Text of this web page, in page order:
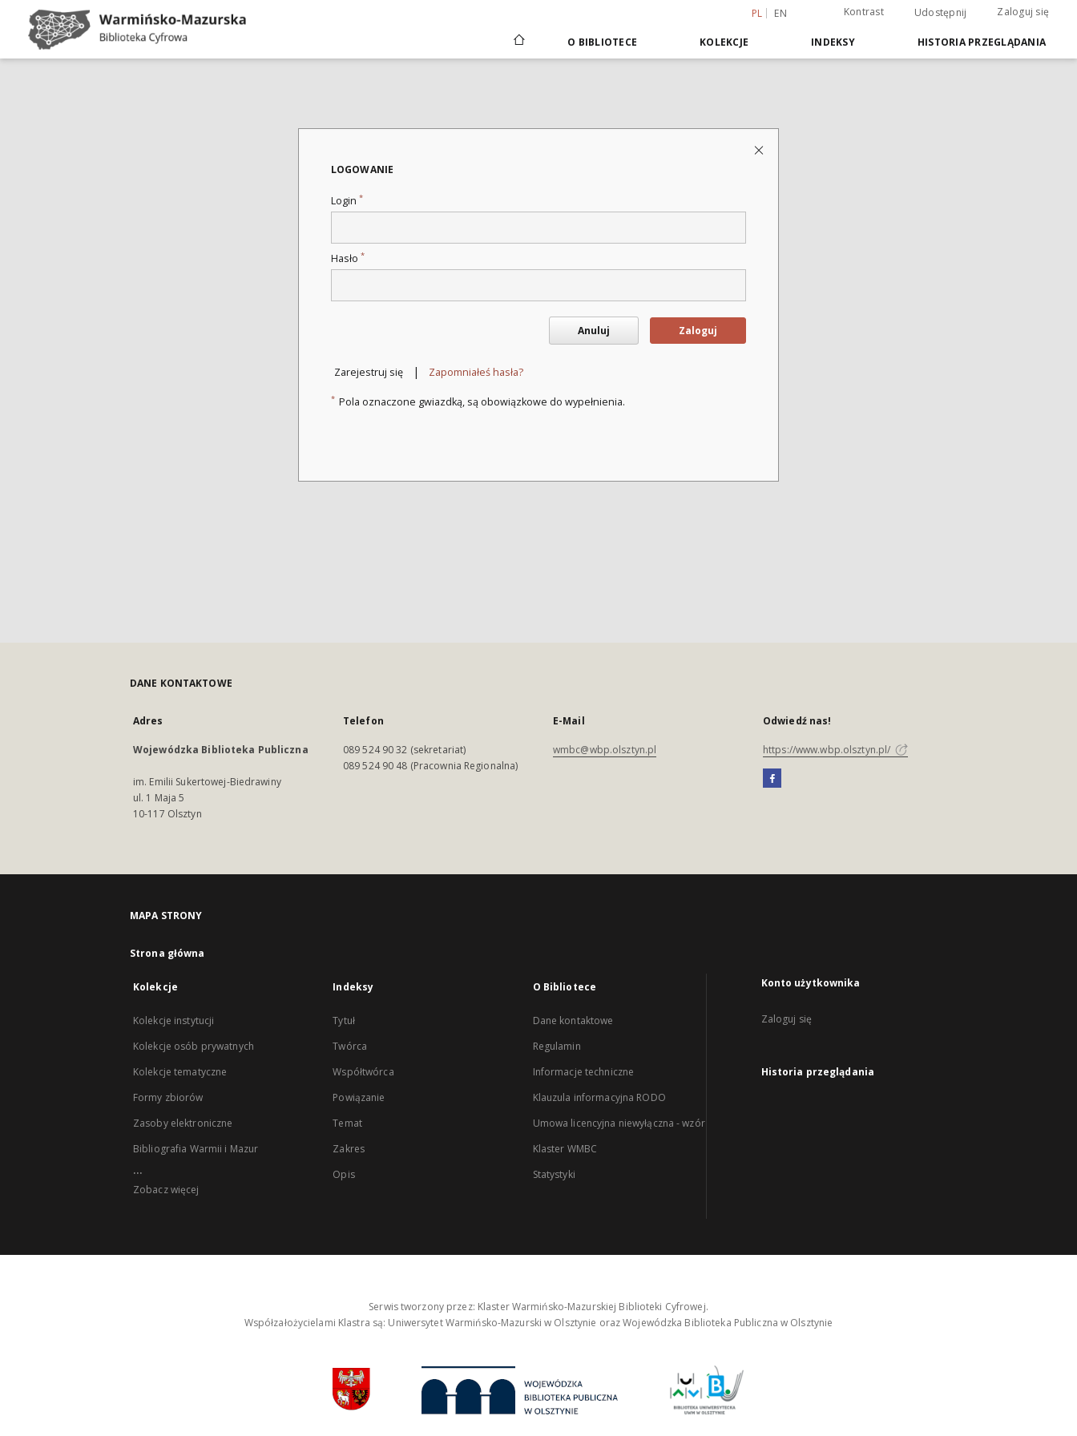
PL EN Kontrast Udostępnij Zaloguj się
O BIBLIOTECE KOLEKCJE INDEKSY HISTORIA PRZEGLĄDANIA
LOGOWANIE
Login *
Hasło *
Anuluj Zaloguj
Zarejestruj się | Zapomniałeś hasła?
* Pola oznaczone gwiazdką, są obowiązkowe do wypełnienia.
DANE KONTAKTOWE
Adres
Wojewódzka Biblioteka Publiczna
im. Emilii Sukertowej-Biedrawiny
ul. 1 Maja 5
10-117 Olsztyn
Telefon
089 524 90 32 (sekretariat)
089 524 90 48 (Pracownia Regionalna)
E-Mail
wmbc@wbp.olsztyn.pl
Odwiedź nas!
https://www.wbp.olsztyn.pl/
MAPA STRONY
Strona główna
Kolekcje
Kolekcje instytucji
Kolekcje osób prywatnych
Kolekcje tematyczne
Formy zbiorów
Zasoby elektroniczne
Bibliografia Warmii i Mazur
...
Zobacz więcej
Indeksy
Tytuł
Twórca
Współtwórca
Powiązanie
Temat
Zakres
Opis
O Bibliotece
Dane kontaktowe
Regulamin
Informacje techniczne
Klauzula informacyjna RODO
Umowa licencyjna niewyłączna - wzór
Klaster WMBC
Statystyki
Konto użytkownika
Zaloguj się
Historia przeglądania
Serwis tworzony przez: Klaster Warmińsko-Mazurskiej Biblioteki Cyfrowej.
Współzałożycielami Klastra są: Uniwersytet Warmińsko-Mazurski w Olsztynie oraz Wojewódzka Biblioteka Publiczna w Olsztynie